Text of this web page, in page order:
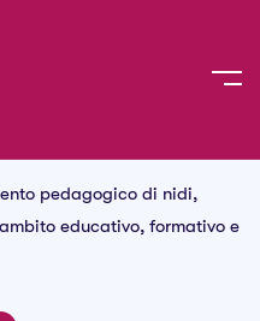
pedagogico di nidi,
educativo, formativo e